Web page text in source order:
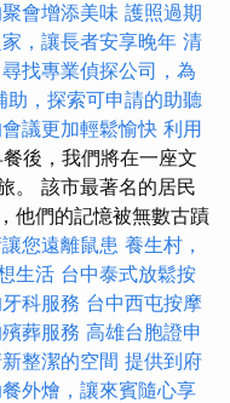
會增添美味 護照過期
，讓長者安享晚年 清
尋找專業偵探公司，為
助，探索可申請的助聽
議更加輕鬆愉快 利用
後，我們將在一座文
。 該市最著名的居民
他們的記憶被無數古蹟
您遠離鼠患 養生村，
生活 台中泰式放鬆按
科服務 台中西屯按摩
葬服務 高雄台胞證申
整潔的空間 提供到府
外燴，讓來賓隨心享